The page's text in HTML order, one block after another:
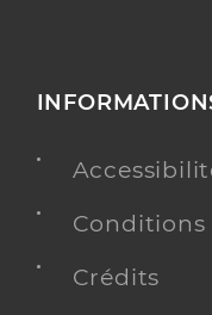
Crédits